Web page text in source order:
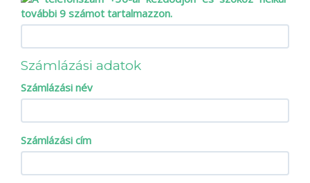
Számlázási adatok
Számlázási név
Számlázási cím